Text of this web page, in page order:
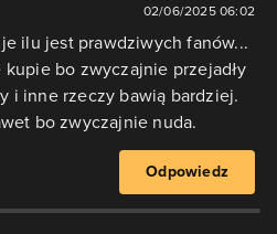
02/06/2025 06:02
ilu jest prawdziwych fanów...
bo zwyczajnie przejadły
i inne rzeczy bawią bardziej.
bo zwyczajnie nuda.
Odpowiedz